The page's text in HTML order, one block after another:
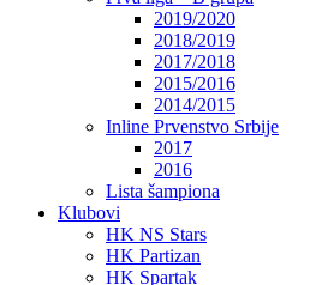
2019/2020
2018/2019
2017/2018
2015/2016
2014/2015
Inline Prvenstvo Srbije
2017
2016
Lista šampiona
Klubovi
HK NS Stars
HK Partizan
HK Spartak